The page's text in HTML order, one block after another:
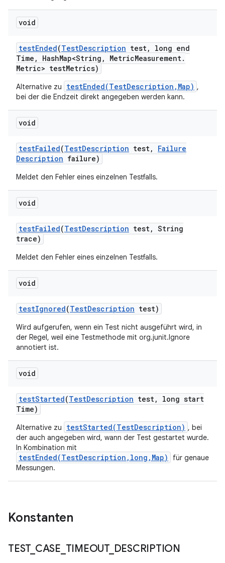
void
testEnded(TestDescription test,
long end
Time , HashMap<String , MetricMeasurement.
Metric> testMetrics)
Alternative zu testEnded(TestDescription,Map) ,
bei der die Endzeit direkt angegeben werden kann.
void
testFailed(TestDescription test,
Failure
Description failure)
Meldet den Fehler eines einzelnen Testfalls.
void
testFailed(TestDescription test, String
trace)
Meldet den Fehler eines einzelnen Testfalls.
void
testIgnored(TestDescription test)
Wird aufgerufen, wenn ein Test nicht ausgeführt wird, in
der Regel, weil eine Testmethode mit org.junit.Ignore
annotiert ist.
void
testStarted(TestDescription test,
long start
Time)
Alternative zu testStarted(TestDescription) , bei
der auch angegeben wird, wann der Test gestartet wurde.
In Kombination mit
testEnded(TestDescription,long,Map)
für genaue
Messungen.
Konstanten
TEST_ CASE TIMEOUT_ DESCRIPTION